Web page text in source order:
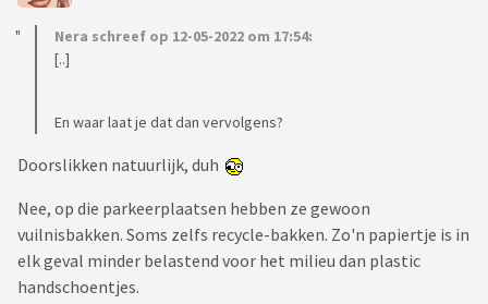
Nera schreef op 12-05-2022 om 17:54:
[..]
En waar laat je dat dan vervolgens?
Doorslikken natuurlijk, duh
Nee, op die parkeerplaatsen hebben ze gewoon
vuilnisbakken. Soms zelfs recycle-bakken. Zo'n papiertje is in
elk geval minder belastend voor het milieu dan plastic
handschoentjes.